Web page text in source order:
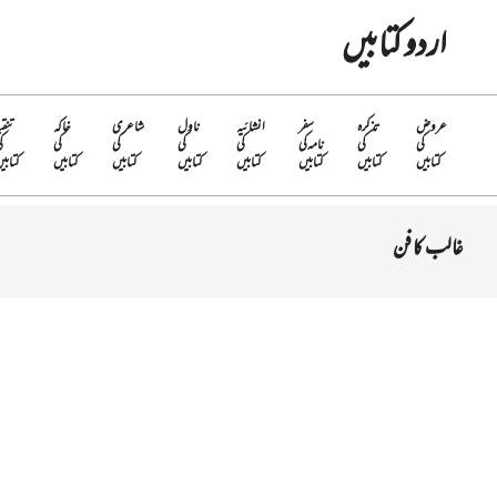
اردو کتابیں
عروض
کی
کتابیں
تذکرہ
کی
کتابیں
سفر
نامہ کی
کتابیں
انشائیہ
کی
کتابیں
ناول
کی
کتابیں
شاعری
کی
کتابیں
خاکہ
کی
کتابیں
غالب کا فن